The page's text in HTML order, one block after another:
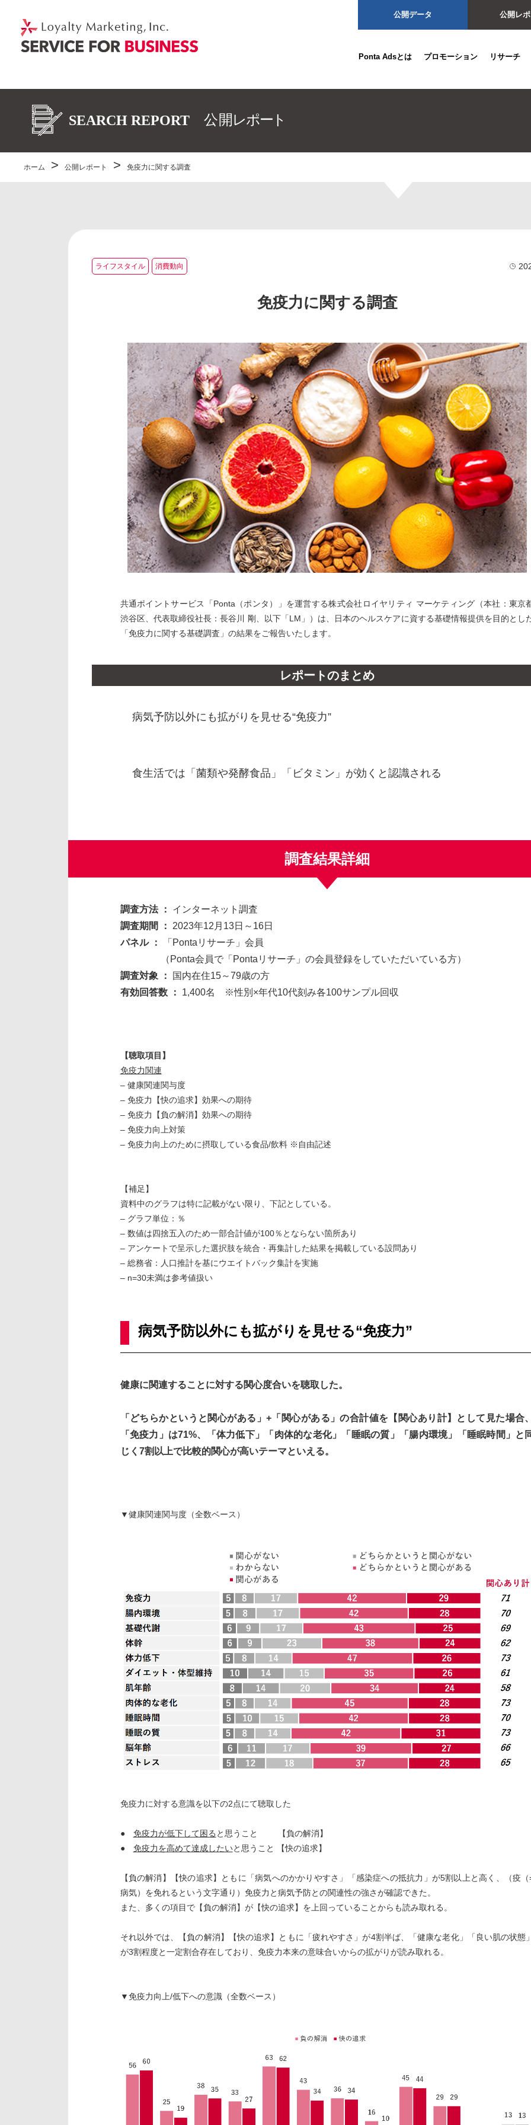
公開データ 公開レ
Ponta Adsとは プロモーション リサーチ
ホーム 公開レポート 免疫力に関する調査
ライフスタイル 消費動向
免疫力に関する調査
共通ポイントサービス「Ponta（ポンタ）」を運営する株式会社ロイヤリティ マーケティング（本社：東京
渋谷区、代表取締役社長：長谷川 剛、以下「LM」）は、日本のヘルスケアに資する基礎情報提供を目的とし
「免疫力に関する基礎調査」の結果をご報告いたします。
レポートのまとめ
病気予防以外にも拡がりを見せる“免疫力”
食生活では「菌類や発酵食品」「ビタミン」が効くと認識される
調査結果詳細
調査方法 ：
インターネット調査
調査期間 ： 2023年12月13日～16日
パネル ：
「Pontaリサーチ」会員
（Ponta会員で「Pontaリサーチ」の会員登録をしていただいている方）
調査対象 ：
国内在住15～79歳の方
有効回答数 ：
1,400名 ※性別×年代10代刻み各100サンプル回収
【聴取項目】
免疫力関連
– 健康関連関与度
– 免疫力【快の追求】効果への期待
– 免疫力【負の解消】効果への期待
– 免疫力向上対策
– 免疫力向上のために摂取している食品/飲料 ※自由記述
【補足】
資料中のグラフは特に記載がない限り、下記としている。
– グラフ単位：％
– 数値は四捨五入のため一部合計値が100％とならない箇所あり
– アンケートで呈示した選択肢を統合・再集計した結果を掲載している設問あり
– 総務省：人口推計を基にウエイトバック集計を実施
– n=30未満は参考値扱い
病気予防以外にも拡がりを見せる“免疫力”
健康に関連することに対する関心度合いを聴取した。
「どちらかというと関心がある」+「関心がある」の合計値を【関心あり計】として見た場合
「免疫力」は71%、「体力低下」「肉体的な老化」「睡眠の質」「腸内環境」「睡眠時間」と
じく7割以上で比較的関心が高いテーマといえる。
▼健康関連関与度（全数ベース）
免疫力に対する意識を以下の2点にて聴取した
● 免疫力が低下して困る と思うこと 【負の解消】
● 免疫力を高めて達成したいと思うこと 【快の追求】
【負の解消】【快の追求】ともに「病気へのかかりやすさ」「感染症への抵抗力」が5割以上と高く、（疫（
病気）を免れるという文字通り）免疫力と病気予防との関連性の強さが確認できた。
また、多くの項目で【負の解消】が【快の追求】を上回っていることからも読み取れる。
それ以外では、【負の解消】【快の追求】ともに「疲れやすさ」が4割半ば、「健康な老化」「良い肌の状態
が3割程度と一定割合存在しており、免疫力本来の意味合いからの拡がりが読み取れる。
▼免疫力向上/低下への意識（全数ベース）